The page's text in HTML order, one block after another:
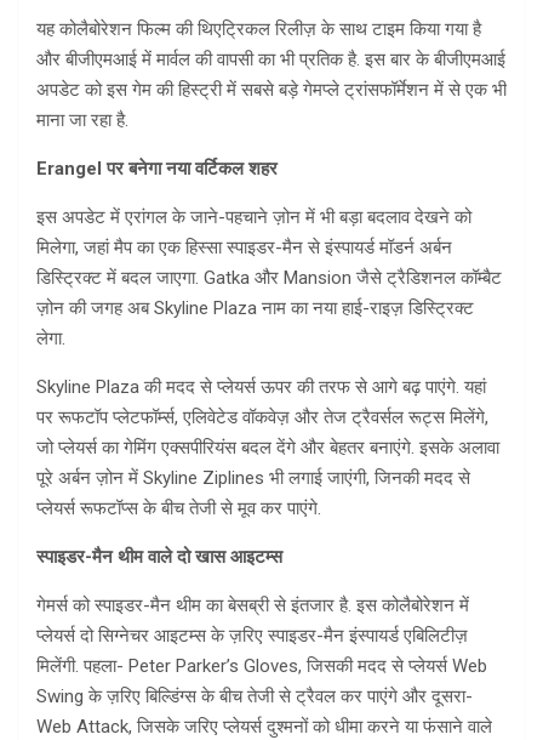
यह कोलैबोरेशन फिल्म की थिएट्रिकल रिलीज़ के साथ टाइम किया गया है
और बीजीएमआई में मार्वल की वापसी का भी प्रतिक है. इस बार के बीजीएमआई
अपडेट को इस गेम की हिस्ट्री में सबसे बड़े गेमप्ले ट्रांसफॉर्मेशन में से एक भी
माना जा रहा है.
Erangel पर बनेगा नया वर्टिकल शहर
इस अपडेट में एरांगल के जाने-पहचाने ज़ोन में भी बड़ा बदलाव देखने को
मिलेगा, जहां मैप का एक हिस्सा स्पाइडर-मैन से इंस्पायर्ड मॉडर्न अर्बन
डिस्ट्रिक्ट में बदल जाएगा. Gatka और Mansion जैसे ट्रैडिशनल कॉम्बैट
ज़ोन की जगह अब Skyline Plaza नाम का नया हाई-राइज़ डिस्ट्रिक्ट
लेगा.
Skyline Plaza की मदद से प्लेयर्स ऊपर की तरफ से आगे बढ़ पाएंगे. यहां
पर रूफटॉप प्लेटफॉर्म्स, एलिवेटेड वॉकवेज़ और तेज ट्रैवर्सल रूट्स मिलेंगे,
जो प्लेयर्स का गेमिंग एक्सपीरियंस बदल देंगे और बेहतर बनाएंगे. इसके अलावा
पूरे अर्बन ज़ोन में Skyline Ziplines भी लगाई जाएंगी, जिनकी मदद से
प्लेयर्स रूफटॉप्स के बीच तेजी से मूव कर पाएंगे.
स्पाइडर-मैन थीम वाले दो खास आइटम्स
गेमर्स को स्पाइडर-मैन थीम का बेसब्री से इंतजार है. इस कोलैबोरेशन में
प्लेयर्स दो सिग्नेचर आइटम्स के ज़रिए स्पाइडर-मैन इंस्पायर्ड एबिलिटीज़
मिलेंगी. पहला- Peter Parker’s Gloves, जिसकी मदद से प्लेयर्स Web
Swing के ज़रिए बिल्डिंग्स के बीच तेजी से ट्रैवल कर पाएंगे और दूसरा-
Web Attack, जिसके जरिए प्लेयर्स दुश्मनों को धीमा करने या फंसाने वाले